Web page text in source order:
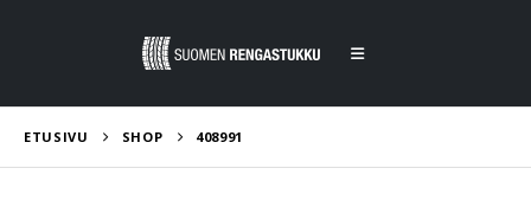
ETUSIVU SHOP 408991